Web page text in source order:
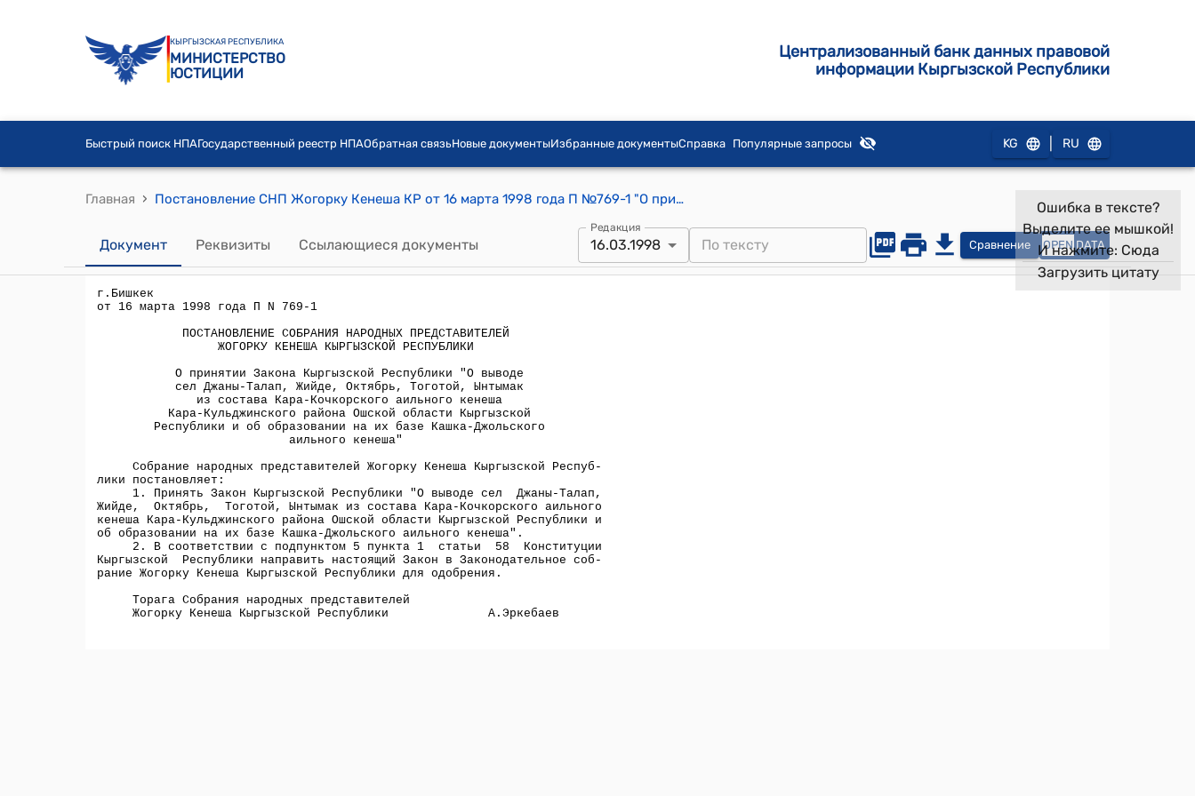
КЫРГЫЗСКАЯ РЕСПУБЛИКА
МИНИСТЕРСТВО
ЮСТИЦИИ
Централизованный банк данных правовой
информации Кыргызской Республики
Быстрый поиск НПАГосударственный реестр НПАОбратная связьНовые документыИзбранные документыСправка Популярные запросы KG RU
Главная › Постановление СНП Жогорку Кенеша КР от 16 марта 1998 года П №769-1 "О принятии Закона Кыргызской Республики "О выводе сел Джаны-Талап, Жийде, Октябрь, Тоготой, Ынтымак из состава Кара-Кочкорского аильного кенеша Кара-Кульджинского района Ошской области Кыргызской Республики и об образовании на их базе Кашка-Джольского аильного кенеша"
Документ Реквизиты Ссылающиеся документы
Редакция
16.03.1998 Сравнение OPEN DATA
Ошибка в тексте?
Выделите ее мышкой!
И нажмите: Сюда
Загрузить цитату